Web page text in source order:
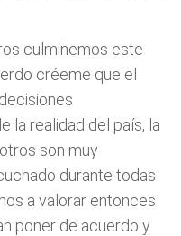
culminemos este
créeme que el
la realidad del país, la
son muy
durante todas
a valorar entonces
poner de acuerdo y